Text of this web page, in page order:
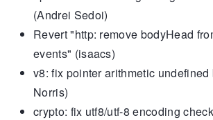
(Andrei Sedoi)
Revert "http: remove bodyHead
events" (isaacs)
v8: fix pointer arithmetic
Norris)
crypto: fix utf8/utf-8 encoding